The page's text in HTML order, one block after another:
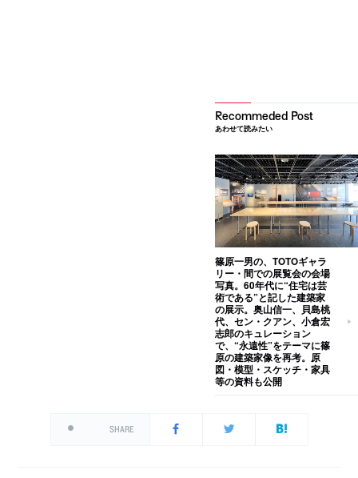
あわせて読みたい
篠原一男の、TOTOギャラ
リー・間での展覧会の会場
写真。60年代に“住宅は芸
術である”と記した建築家
の展示。奥山信一、貝島桃
代、セン・クアン、小倉宏
志郎のキュレーション
で、“永遠性”をテーマに篠
原の建築家像を再考。原
図・模型・スケッチ・家具
等の資料も公開
SHARE